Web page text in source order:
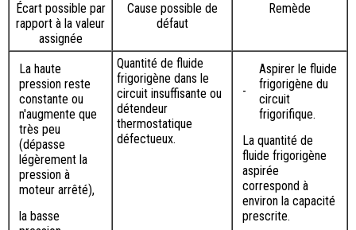
Écart possible par
rapport à la valeur
assignée
Cause possible de
défaut
Remède
La haute
pression reste
constante ou
n'augmente que
très peu
(dépasse
légèrement la
pression à
moteur arrêté),
la basse
Quantité de fluide
frigorigène dans le
circuit insuffisante ou
détendeur
thermostatique
défectueux.
-
Aspirer le fluide
frigorigène du
circuit
frigorifique.
La quantité de
fluide frigorigène
aspirée
correspond à
environ la capacité
prescrite.